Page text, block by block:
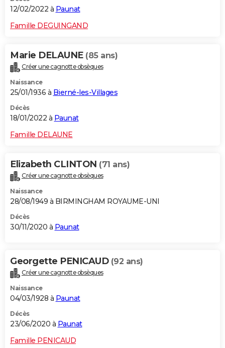
12/02/2022 à Paunat
Famille DEGUINGAND
Marie DELAUNE (85 ans)
Créer une cagnotte obsèques
Naissance
25/01/1936 à Bierné-les-Villages
Décès
18/01/2022 à Paunat
Famille DELAUNE
Elizabeth CLINTON (71 ans)
Créer une cagnotte obsèques
Naissance
28/08/1949 à BIRMINGHAM ROYAUME-UNI
Décès
30/11/2020 à Paunat
Georgette PENICAUD (92 ans)
Créer une cagnotte obsèques
Naissance
04/03/1928 à Paunat
Décès
23/06/2020 à Paunat
Famille PENICAUD